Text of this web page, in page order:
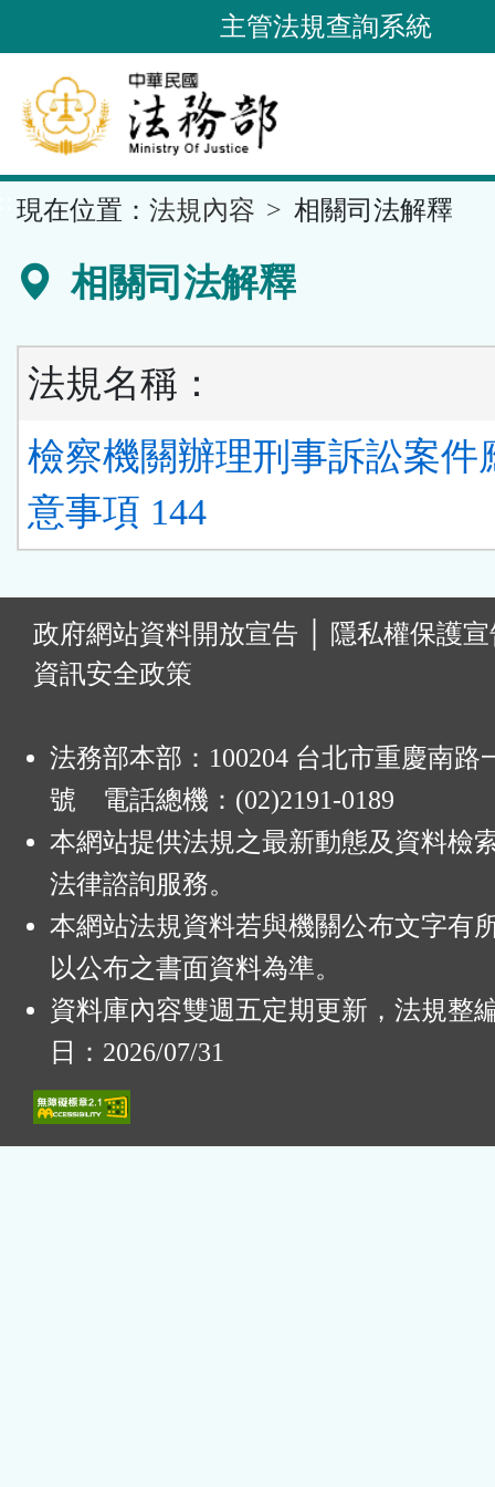
到
要
內
容
區
主管法規查詢系統
現在位置： 法規內容 相關司法解釋
相關司法解釋
法規名稱：
檢察機關辦理刑事訴訟案件
意事項 144
政府網站資料開放宣告
隱私權保護
資訊安全政策
法務部本部：100204 台北市重慶南路
號 電話總機：(02)2191-0189
本網站提供法規之最新動態及資料檢
法律諮詢服務。
本網站法規資料若與機關公布文字有
以公布之書面資料為準。
資料庫內容雙週五定期更新，法規整
日：2026/07/31